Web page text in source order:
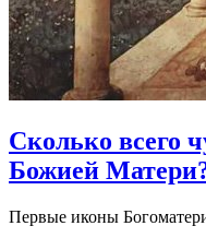
Сколько всего
Божией
Первые иконы